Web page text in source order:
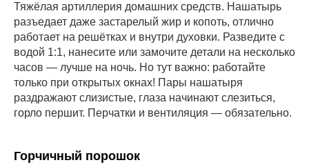
Тяжёлая артиллерия домашних средств. Нашатырь
разъедает даже застарелый жир и копоть, отлично
работает на решётках и внутри духовки. Разведите с
водой 1:1, нанесите или замочите детали на несколько
часов — лучше на ночь. Но тут важно: работайте
только при открытых окнах! Пары нашатыря
раздражают слизистые, глаза начинают слезиться,
горло першит. Перчатки и вентиляция — обязательно.
Горчичный порошок